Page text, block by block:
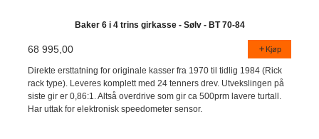
Baker 6 i 4 trins girkasse - Sølv - BT 70-84
68 995,00 Kjøp
Direkte ersttatning for originale kasser fra 1970 til tidlig 1984 (Rick
rack type). Leveres komplett med 24 tenners drev. Utvekslingen på
siste gir er 0,86:1. Altså overdrive som gir ca 500prm lavere turtall.
Har uttak for elektronisk speedometer sensor.